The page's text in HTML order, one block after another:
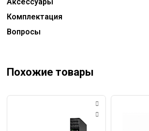
Комплектация
Вопросы
Похожие товары